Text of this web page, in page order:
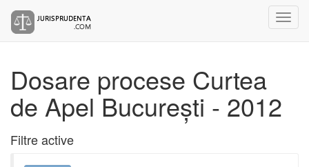
Dosare procese Curtea
de Apel București - 2012
Filtre active